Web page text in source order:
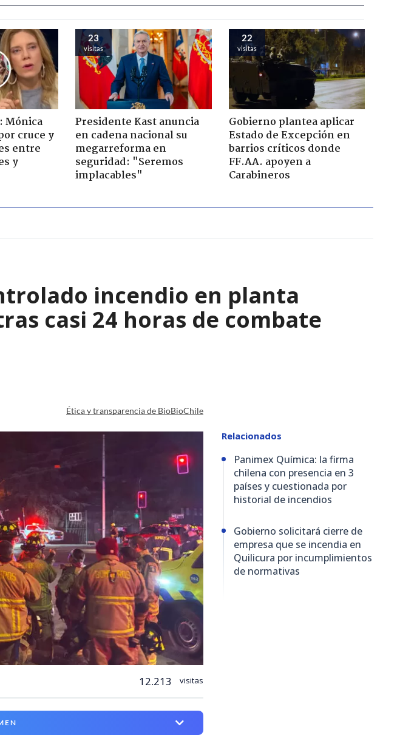
Mónica
cruce y
entre
y
23
visitas
Presidente Kast anuncia
en cadena nacional su
megarreforma en
seguridad: "Seremos
implacables"
22
visitas
Gobierno plantea aplicar
Estado de Excepción en
barrios críticos donde
FF.AA. apoyen a
Carabineros
incendio en planta
casi 24 horas de combate
Ética y transparencia de BioBioChile
12.213 visitas
Relacionados
Panimex Química: la firma
chilena con presencia en 3
países y cuestionada por
historial de incendios
Gobierno solicitará cierre de
empresa que se incendia en
Quilicura por incumplimientos
de normativas